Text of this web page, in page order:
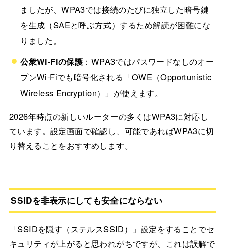
ましたが、WPA3では接続のたびに独立した暗号鍵
を生成（SAEと呼ぶ方式）するため解読が困難にな
りました。
公衆Wi-Fiの保護 ：WPA3ではパスワードなしのオー
プンWi-Fiでも暗号化される「OWE（Opportunistic
Wireless Encryption）」が使えます。
2026年時点の新しいルーターの多くはWPA3に対応し
ています。設定画面で確認し、可能であればWPA3に切
り替えることをおすすめします。
SSIDを非表示にしても安全にならない
「SSIDを隠す（ステルスSSID）」設定をすることでセ
キュリティが上がると思われがちですが、これは誤解で